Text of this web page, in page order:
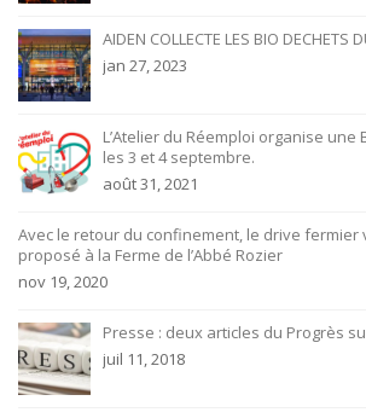
AIDEN COLLECTE LES BIO DECHETS
jan 27, 2023
L’Atelier du Réemploi organise une
les 3 et 4 septembre.
août 31, 2021
Avec le retour du confinement, le drive fermier
proposé à la Ferme de l’Abbé Rozier
nov 19, 2020
Presse : deux articles du Progrès
juil 11, 2018